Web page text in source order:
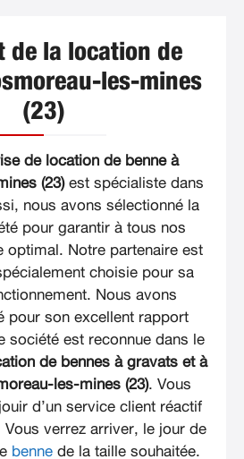
de la location de
les-mines
(23)
de location de benne à
(23)est spécialiste dans
nous avons sélectionné la
pour garantir à tous nos
optimal. Notre partenaire est
choisie pour sa
Nous avons
pour son excellent rapport
société est reconnue dans le
de bennes à gravats et à
les-mines (23). Vous
d’un service client réactif
verrez arriver, le jour de
benne de la taille souhaitée.